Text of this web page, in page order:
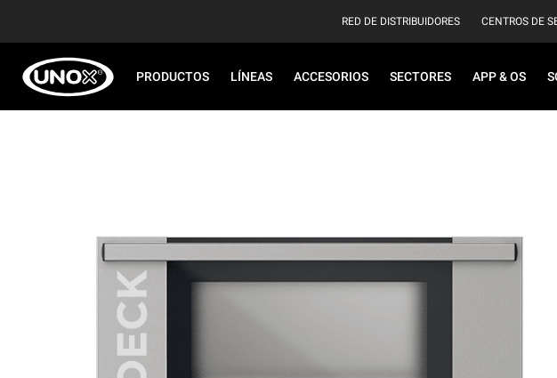
RED DE DISTRIBUIDORES CENTROS DE
PRODUCTOS LÍNEAS ACCESORIOS SECTORES APP & OS